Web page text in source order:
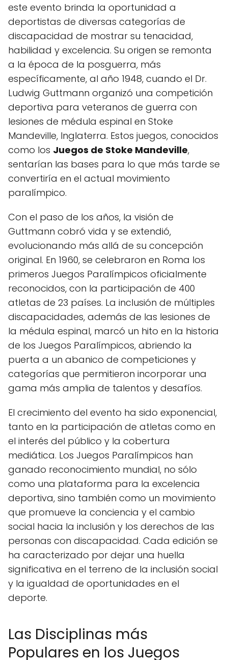
este evento brinda la oportunidad a
deportistas de diversas categorías de
discapacidad de mostrar su tenacidad,
habilidad y excelencia. Su origen se remonta
a la época de la posguerra, más
específicamente, al año 1948, cuando el Dr.
Ludwig Guttmann organizó una competición
deportiva para veteranos de guerra con
lesiones de médula espinal en Stoke
Mandeville, Inglaterra. Estos juegos, conocidos
como los Juegos de Stoke Mandeville,
sentarían las bases para lo que más tarde se
convertiría en el actual movimiento
paralímpico.
Con el paso de los años, la visión de
Guttmann cobró vida y se extendió,
evolucionando más allá de su concepción
original. En 1960, se celebraron en Roma los
primeros Juegos Paralímpicos oficialmente
reconocidos, con la participación de 400
atletas de 23 países. La inclusión de múltiples
discapacidades, además de las lesiones de
la médula espinal, marcó un hito en la historia
de los Juegos Paralímpicos, abriendo la
puerta a un abanico de competiciones y
categorías que permitieron incorporar una
gama más amplia de talentos y desafíos.
El crecimiento del evento ha sido exponencial,
tanto en la participación de atletas como en
el interés del público y la cobertura
mediática. Los Juegos Paralímpicos han
ganado reconocimiento mundial, no sólo
como una plataforma para la excelencia
deportiva, sino también como un movimiento
que promueve la conciencia y el cambio
social hacia la inclusión y los derechos de las
personas con discapacidad. Cada edición se
ha caracterizado por dejar una huella
significativa en el terreno de la inclusión social
y la igualdad de oportunidades en el
deporte.
Las Disciplinas más
Populares en los Juegos